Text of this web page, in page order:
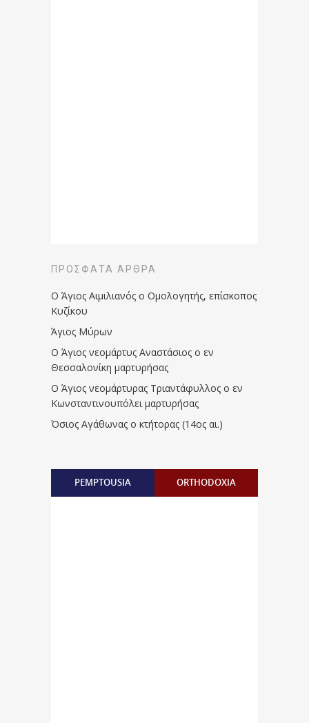
ΠΡΌΣΦΑΤΑ ΆΡΘΡΑ
Ο Άγιος Αιμιλιανός ο Ομολογητής, επίσκοπος
Κυζίκου
Άγιος Μύρων
Ο Άγιος νεομάρτυς Αναστάσιος ο εν
Θεσσαλονίκη μαρτυρήσας
Ο Άγιος νεομάρτυρας Τριαντάφυλλος ο εν
Κωνσταντινουπόλει μαρτυρήσας
Όσιος Αγάθωνας ο κτήτορας (14ος αι.)
PEMPTOUSIA ORTHODOXIA